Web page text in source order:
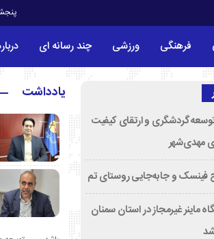
پنجشنبه,
فرهنگی ورزشی چند رسانه ای
گردشگری و ارتقای کیفیت
مهدی‌شهر
فینسک و جابه‌جایی روستای تم
ماینر غیرمجاز در استان سمنان
یادداشت